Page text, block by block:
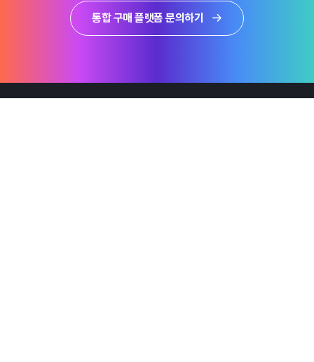
통합 구매 플랫폼 문의하기